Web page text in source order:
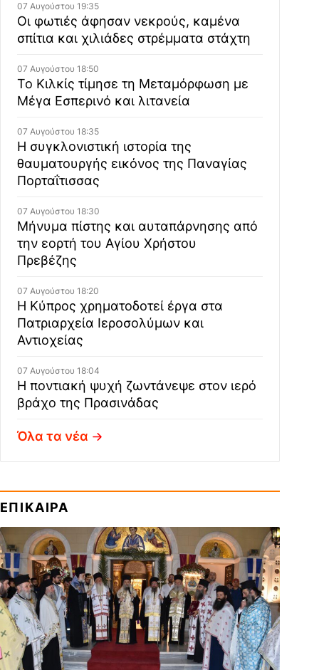
07 Αυγούστου 19:35
Οι φωτιές άφησαν νεκρούς, καμένα
σπίτια και χιλιάδες στρέμματα στάχτη
07 Αυγούστου 18:50
Το Κιλκίς τίμησε τη Μεταμόρφωση με
Μέγα Εσπερινό και λιτανεία
07 Αυγούστου 18:35
Η συγκλονιστική ιστορία της
θαυματουργής εικόνος της Παναγίας
Πορταΐτισσας
07 Αυγούστου 18:30
Μήνυμα πίστης και αυταπάρνησης από
την εορτή του Αγίου Χρήστου
Πρεβέζης
07 Αυγούστου 18:20
Η Κύπρος χρηματοδοτεί έργα στα
Πατριαρχεία Ιεροσολύμων και
Αντιοχείας
07 Αυγούστου 18:04
Η ποντιακή ψυχή ζωντάνεψε στον ιερό
βράχο της Πρασινάδας
Όλα τα νέα
ΕΠΙΚΑΙΡΑ